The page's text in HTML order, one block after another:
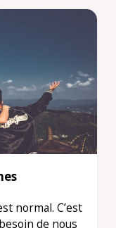
normal. C’est
de nous